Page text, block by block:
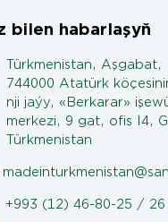
bilen habarlaşyň
Türkmenistan, Aşgabat,
744000 Atatürk
nji jaýy, «Berkarar»
merkezi, 9 gat, ofis I4,
Türkmenistan
+993 (12) 46-80-25 / 26